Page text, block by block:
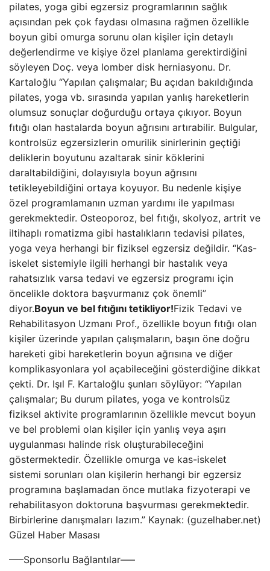
pilates, yoga gibi egzersiz programlarının sağlık
açısından pek çok faydası olmasına rağmen özellikle
boyun gibi omurga sorunu olan kişiler için detaylı
değerlendirme ve kişiye özel planlama gerektirdiğini
söyleyen Doç. veya lomber disk herniasyonu. Dr.
Kartaloğlu “Yapılan çalışmalar; Bu açıdan bakıldığında
pilates, yoga vb. sırasında yapılan yanlış hareketlerin
olumsuz sonuçlar doğurduğu ortaya çıkıyor. Boyun
fıtığı olan hastalarda boyun ağrısını artırabilir. Bulgular,
kontrolsüz egzersizlerin omurilik sinirlerinin geçtiği
deliklerin boyutunu azaltarak sinir köklerini
daraltabildiğini, dolayısıyla boyun ağrısını
tetikleyebildiğini ortaya koyuyor. Bu nedenle kişiye
özel programlamanın uzman yardımı ile yapılması
gerekmektedir. Osteoporoz, bel fıtığı, skolyoz, artrit ve
iltihaplı romatizma gibi hastalıkların tedavisi pilates,
yoga veya herhangi bir fiziksel egzersiz değildir. “Kas-
iskelet sistemiyle ilgili herhangi bir hastalık veya
rahatsızlık varsa tedavi ve egzersiz programı için
öncelikle doktora başvurmanız çok önemli”
diyor.Boyun ve bel fıtığını tetikliyor!Fizik Tedavi ve
Rehabilitasyon Uzmanı Prof., özellikle boyun fıtığı olan
kişiler üzerinde yapılan çalışmaların, başın öne doğru
hareketi gibi hareketlerin boyun ağrısına ve diğer
komplikasyonlara yol açabileceğini gösterdiğine dikkat
çekti. Dr. Işıl F. Kartaloğlu şunları söylüyor: “Yapılan
çalışmalar; Bu durum pilates, yoga ve kontrolsüz
fiziksel aktivite programlarının özellikle mevcut boyun
ve bel problemi olan kişiler için yanlış veya aşırı
uygulanması halinde risk oluşturabileceğini
göstermektedir. Özellikle omurga ve kas-iskelet
sistemi sorunları olan kişilerin herhangi bir egzersiz
programına başlamadan önce mutlaka fizyoterapi ve
rehabilitasyon doktoruna başvurması gerekmektedir.
Birbirlerine danışmaları lazım.” Kaynak: (guzelhaber.net)
Güzel Haber Masası
—–Sponsorlu Bağlantılar—–